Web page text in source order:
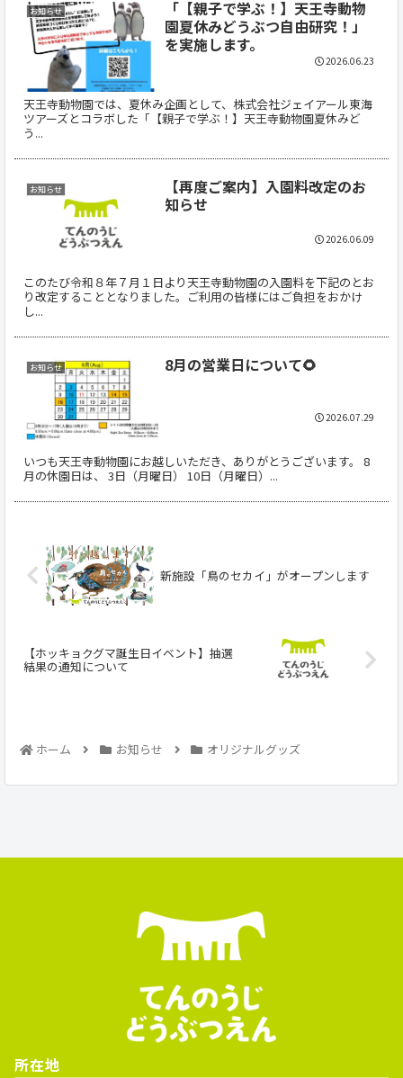
お知らせ
「【親子で学ぶ！】天王寺動物
園夏休みどうぶつ自由研究！」
を実施します。
天王寺動物園では、夏休み企画として、株式会社ジェイアール東海
ツアーズとコラボした「【親子で学ぶ！】天王寺動物園夏休みど
う...
2026.06.23
お知らせ
【再度ご案内】入園料改定のお
知らせ
このたび令和８年７月１日より天王寺動物園の入園料を下記のとお
り改定することとなりました。ご利用の皆様にはご負担をおかけ
し...
2026.06.09
お知らせ 8月の営業日について🌻
いつも天王寺動物園にお越しいただき、ありがとうございます。 8
月の休園日は、 3日（月曜日） 10日（月曜日）...
2026.07.29
新施設「鳥のセカイ」がオープンします
【ホッキョクグマ誕生日イベント】抽選
結果の通知について
ホーム お知らせ オリジナルグッズ
所在地